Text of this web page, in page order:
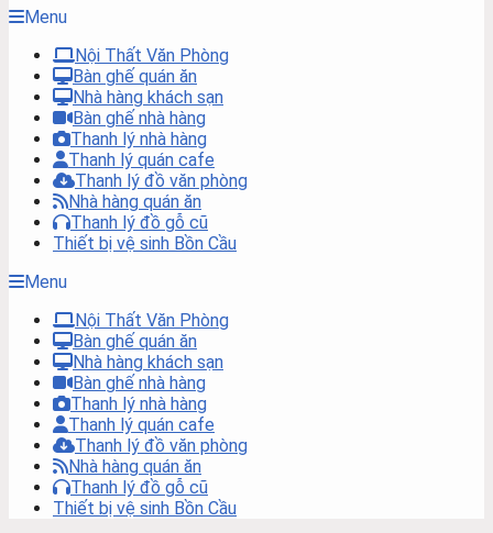
Menu
Nội Thất Văn Phòng
Bàn ghế quán ăn
Nhà hàng khách sạn
Bàn ghế nhà hàng
Thanh lý nhà hàng
Thanh lý quán cafe
Thanh lý đồ văn phòng
Nhà hàng quán ăn
Thanh lý đồ gỗ cũ
Thiết bị vệ sinh Bồn Cầu
Menu
Nội Thất Văn Phòng
Bàn ghế quán ăn
Nhà hàng khách sạn
Bàn ghế nhà hàng
Thanh lý nhà hàng
Thanh lý quán cafe
Thanh lý đồ văn phòng
Nhà hàng quán ăn
Thanh lý đồ gỗ cũ
Thiết bị vệ sinh Bồn Cầu